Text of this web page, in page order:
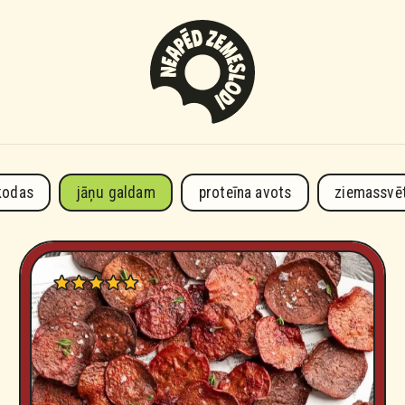
jāņu galdam proteīna avots